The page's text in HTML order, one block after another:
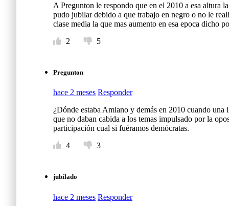
A Pregunton le respondo que en el 2010 a esa altura
pudo jubilar debido a que trabajo en negro o no le
clase media la que mas aumento en esa epoca dicho
2
5
Pregunton
hace 2 meses Responder
¿Dónde estaba Amiano y demás en 2010 cuando
que no daban cabida a los temas impulsado por la
participación cual si fuéramos demócratas.
4
3
jubilado
hace 2 meses Responder